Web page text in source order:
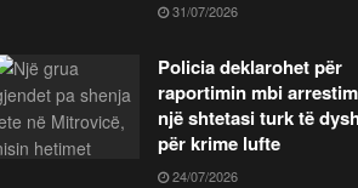
31/07/2026
Policia deklarohet për
raportimin mbi
një shtetasi turk të
për krime lufte
24/07/2026